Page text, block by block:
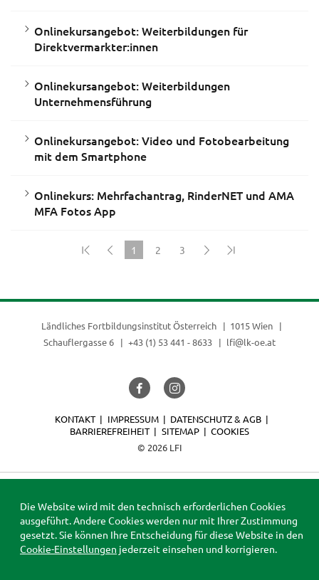
Onlinekursangebot: Weiterbildungen für
Direktvermarkter:innen
Onlinekursangebot: Weiterbildungen
Unternehmensführung
Onlinekursangebot: Video und Fotobearbeitung
mit dem Smartphone
Onlinekurs: Mehrfachantrag, RinderNET und AMA
MFA Fotos App
1
2 3
Ländliches Fortbildungsinstitut Österreich
1015 Wien
Schauflergasse 6
+43 (1) 53 441 - 8633 lfi@lk-oe.at
© 2026 LFI
KONTAKT IMPRESSUM
DATENSCHUTZ & AGB
BARRIEREFREIHEIT
SITEMAP COOKIES
Die Website wird mit den technisch erforderlichen Cookies
ausgeführt. Andere Cookies werden nur mit Ihrer Zustimmung
gesetzt. Sie können Ihre Entscheidung für diese Website in den
Cookie-Einstellungen jederzeit einsehen und korrigieren.